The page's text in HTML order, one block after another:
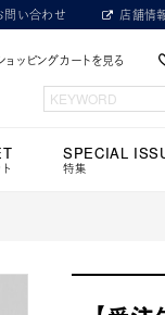
問い合わせ 店舗情
ョッピングカートを見る
SPECIAL
特集